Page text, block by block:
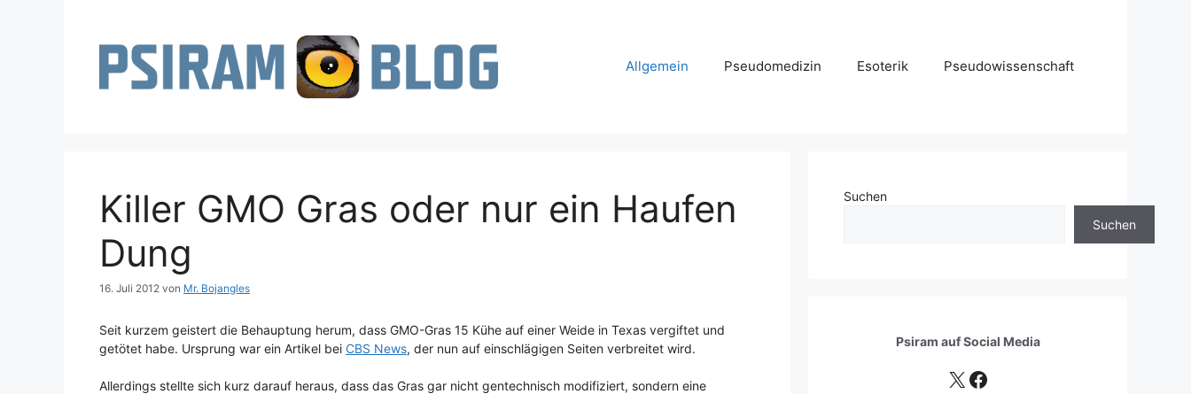
Allgemein Pseudomedizin Esoterik Pseudowissenschaft
Killer GMO Gras oder nur ein Haufen
Dung
16. Juli 2012 von Mr. Bojangles
Seit kurzem geistert die Behauptung herum, dass GMO-Gras 15 Kühe auf einer Weide in Texas vergiftet und
getötet habe. Ursprung war ein Artikel bei CBS News, der nun auf einschlägigen Seiten verbreitet wird.
Allerdings stellte sich kurz darauf heraus, dass das Gras gar nicht gentechnisch modifiziert, sondern eine
Suchen
Suchen
Psiram aufSocial Media
X Facebook